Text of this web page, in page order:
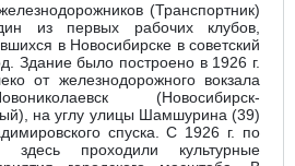
(Транспортник)
из первых рабочих клубов,
в Новосибирске в советский
Здание было построено в 1926 г.
от железнодорожного вокзала
(Новосибирск-
на углу улицы Шамшурина (39)
спуска. С 1926 г. по
здесь проходили культурные